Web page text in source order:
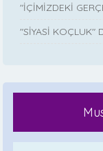
"İÇİMİZDEKİ
"SİYASİ